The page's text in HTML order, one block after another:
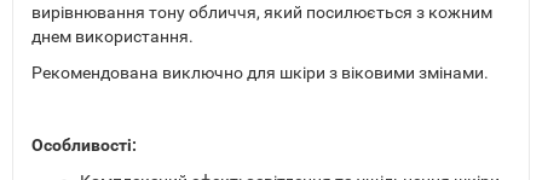
вирівнювання тону обличчя, який посилюється з кожним
днем використання.
Рекомендована виключно для шкіри з віковими змінами.
Особливості: